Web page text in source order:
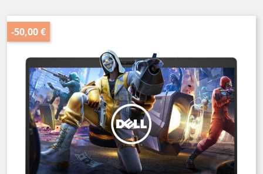
-50,00 €